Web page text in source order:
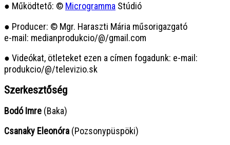
● Működtető: © Microgramma Stúdió
● Producer: © Mgr. Haraszti Mária műsorigazgató
e-mail: medianprodukcio/@/gmail.com
● Videókat, ötleteket ezen a címen fogadunk: e-mail:
produkcio/@/televizio.sk
Szerkesztőség
Bodó Imre (Baka)
Csanaky Eleonóra (Pozsonypüspöki)